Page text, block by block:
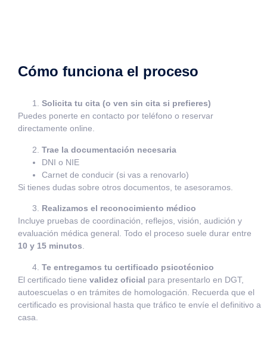
Cómo funciona el proceso
Solicita tu cita (o ven sin cita si prefieres)
Puedes ponerte en contacto por teléfono o reservar
directamente online.
Trae la documentación necesaria
DNI o NIE
Carnet de conducir (si vas a renovarlo)
Si tienes dudas sobre otros documentos, te asesoramos.
Realizamos el reconocimiento médico
Incluye pruebas de coordinación, reflejos, visión, audición y
evaluación médica general. Todo el proceso suele durar entre
10 y 15 minutos.
Te entregamos tu certificado psicotécnico
El certificado tiene validez oficial para presentarlo en DGT,
autoescuelas o en trámites de homologación. Recuerda que el
certificado es provisional hasta que tráfico te envíe el definitivo a
casa.